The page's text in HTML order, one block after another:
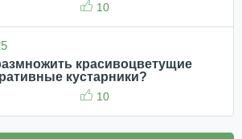
10
красивоцветущие
кустарники?
10